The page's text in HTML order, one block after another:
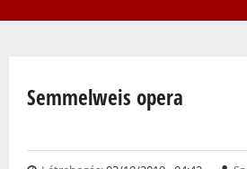
Semmelweis opera